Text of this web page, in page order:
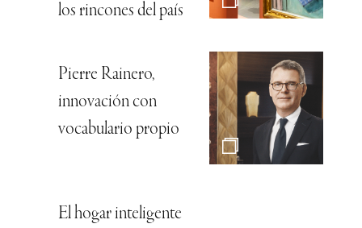
los rincones del país
Pierre Rainero,
innovación con
vocabulario propio
El hogar inteligente